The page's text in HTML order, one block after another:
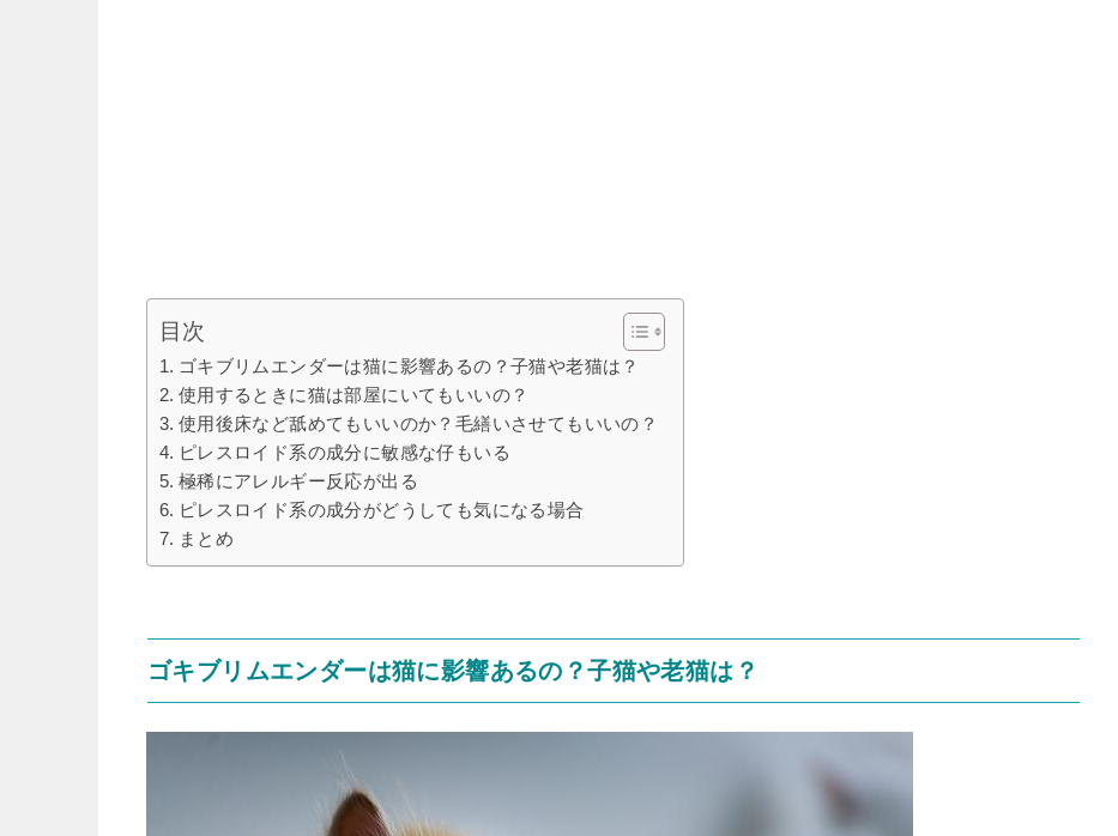
目次
ゴキブリムエンダーは猫に影響あるの？子猫や老猫は？
使用するときに猫は部屋にいてもいいの？
使用後床など舐めてもいいのか？毛繕いさせてもいいの？
ピレスロイド系の成分に敏感な仔もいる
極稀にアレルギー反応が出る
ピレスロイド系の成分がどうしても気になる場合
まとめ
ゴキブリムエンダーは猫に影響あるの？子猫や老猫は？